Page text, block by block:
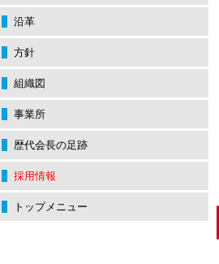
沿革
方針
組織図
事業所
歴代会長の足跡
採用情報
トップメニュー